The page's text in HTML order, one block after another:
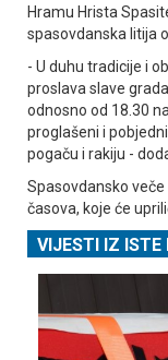
Hramu Hrista
spasovdanska litija
- U duhu tradicije i
proslava slave
odnosno od 18.30
proglašeni i
pogaču i rakiju -
Spasovdansko
časova, koje će
VIJESTI IZ ISTE